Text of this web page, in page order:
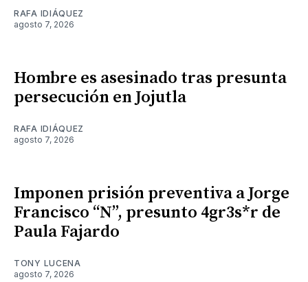
RAFA IDIÁQUEZ
agosto 7, 2026
Hombre es asesinado tras presunta
persecución en Jojutla
RAFA IDIÁQUEZ
agosto 7, 2026
Imponen prisión preventiva a Jorge
Francisco “N”, presunto 4gr3s*r de
Paula Fajardo
TONY LUCENA
agosto 7, 2026